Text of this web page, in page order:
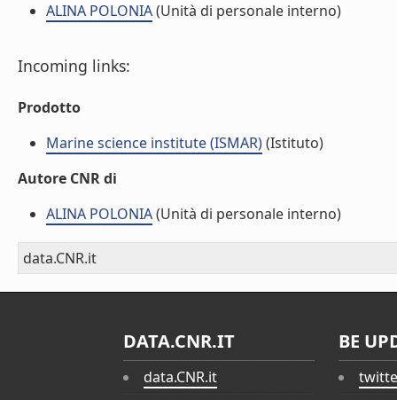
ALINA POLONIA(Unità di personale interno)
Incoming links:
Prodotto
Marine science institute (ISMAR)(Istituto)
Autore CNR di
ALINA POLONIA(Unità di personale interno)
data.CNR.it
DATA.CNR.IT
data.CNR.it
BE